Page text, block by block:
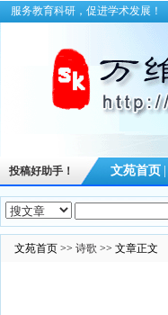
服务教育科研，促进学术发展！
投稿好助手！ 文苑首页
文苑首页 >> 诗歌 >> 文章正文